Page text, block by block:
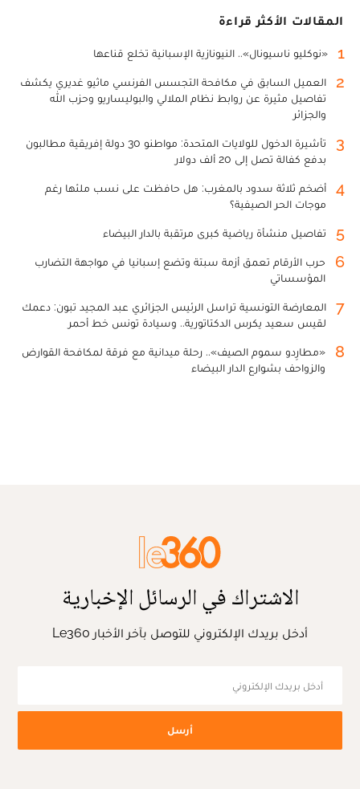
المقالات الأكثر قراءة
1 «نوكليو ناسيونال».. النيونازية الإسبانية تخلع قناعها
2
العميل السابق في مكافحة التجسس الفرنسي ماثيو غديري يكشف
تفاصيل مثيرة عن روابط نظام الملالي والبوليساريو وحزب الله
والجزائر
3
تأشيرة الدخول للولايات المتحدة: مواطنو 30 دولة إفريقية مطالبون
بدفع كفالة تصل إلى 20 ألف دولار
4
أضخم ثلاثة سدود بالمغرب: هل حافظت على نسب ملئها رغم
موجات الحر الصيفية؟
5 تفاصيل منشأة رياضية كبرى مرتقبة بالدار البيضاء
6
حرب الأرقام تعمق أزمة سبتة وتضع إسبانيا في مواجهة التضارب
المؤسساتي
7
المعارضة التونسية تراسل الرئيس الجزائري عبد المجيد تبون: دعمك
لقيس سعيد يكرس الدكتاتورية.. وسيادة تونس خط أحمر
8
«مطارِدو سموم الصيف».. رحلة ميدانية مع فرقة لمكافحة القوارض
والزواحف بشوارع الدار البيضاء
الاشتراك في الرسائل الإخبارية
أدخل بريدك الإلكتروني للتوصل بآخر الأخبار Le360
أرسل